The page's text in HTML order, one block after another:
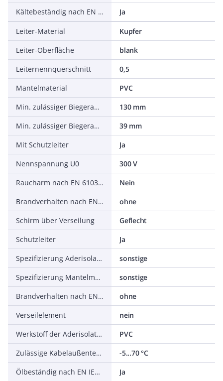
Kältebeständig nach EN 60811-504+505+506
Ja
Leiter-Material
Kupfer
Leiter-Oberfläche
blank
Leiternennquerschnitt
0,5
Mantelmaterial
PVC
Min. zulässiger Biegeradius, flexibler Einsatz/freie Bewegung
130 mm
Min. zulässiger Biegeradius, stationärer Einsatz/fest verlegt
39 mm
Mit Schutzleiter
Ja
Nennspannung U0
300 V
Raucharm nach EN 61034-2
Nein
Brandverhalten nach EN 13501-6: Rauchentwicklung
ohne
Schirm über Verseilung
Geflecht
Schutzleiter
Ja
Spezifizierung Aderisolation
sonstige
Spezifizierung Mantelmaterial
sonstige
Brandverhalten nach EN 13501-6: Säureentwicklung
ohne
Verseilelement
nein
Werkstoff der Aderisolation
PVC
Zulässige Kabelaußentemperatur bei Montage/Handling
-5...70 °C
Ölbeständig nach EN IEC 60811-404
Ja